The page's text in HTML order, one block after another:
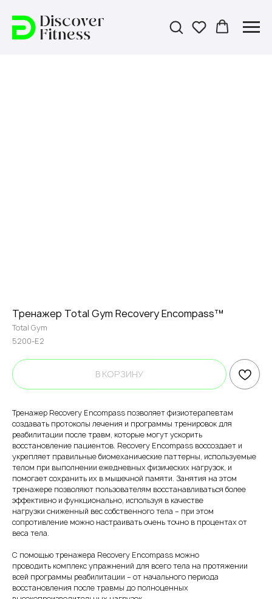
Тренажер Total Gym Recovery Encompass™
Total Gym
5200-E2
В КОРЗИНУ
Тренажер Recovery Encompass позволяет физиотерапевтам
создавать протоколы лечения и программы тренировок для
реабилитации после травм, которые могут ускорить
восстановление пациентов. Recovery Encompass воссоздает и
укрепляет правильные биомеханические паттерны, используемые
телом при выполнении ежедневных физических нагрузок, и
помогает сохранить их в мышечной памяти. Занятия на этом
тренажере позволяют пользователям восстанавливаться более
эффективно и функционально, используя в качестве
нагрузки сниженный вес собственного тела – при этом
сопротивление можно настраивать очень точно в процентах от
веса тела.
С помощью тренажера Recovery Encompass можно
проводить комплекс упражнений для всего тела на протяжении
всей программы реабилитации – от начального периода
восстановления после травмы до полноценных